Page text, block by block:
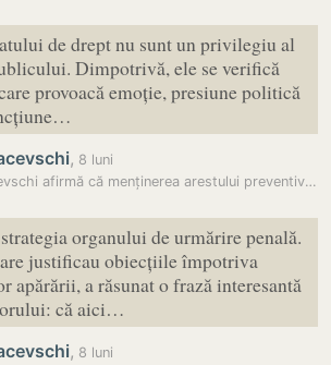
de drept nu sunt un privilegiu al
Dimpotrivă, ele se verifică
provoacă emoție, presiune politică
, 8 luni
Fadei Nagacevschi afirmă că menținerea arestului preventiv în dosarul…
organului de urmărire penală.
justificau obiecțiile împotriva
a răsunat o frază interesantă
că aici…
, 8 luni